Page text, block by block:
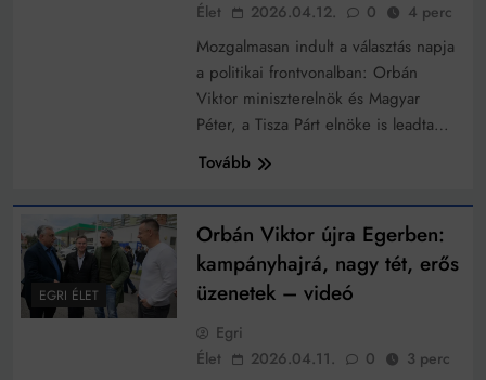
Móricz Zsigmond: falusi író vagy boncmester?
Mindenki a világot akarja uralni – de nem csak a 80-
Bitumenes lapostetők: a bevált technológia akkor
működik, ha jól van felújítva
Élet
2026.04.12. 0 4 perc
Mozgalmasan indult a választás napja
a politikai frontvonalban: Orbán
Viktor miniszterelnök és Magyar
Péter, a Tisza Párt elnöke is leadta…
Tovább
EGRI ÉLET
Orbán Viktor újra Egerben:
kampányhajrá, nagy tét, erős
üzenetek – videó
Egri
Élet
2026.04.11. 0 3 perc